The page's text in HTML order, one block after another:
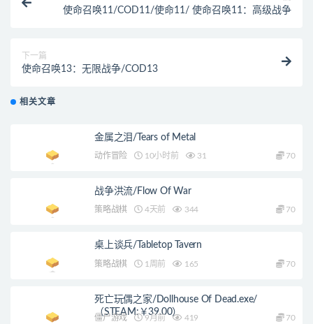
使命召唤11/COD11/使命11/ 使命召唤11：高级战争
下一篇
使命召唤13：无限战争/COD13
相关文章
金属之泪/Tears of Metal
动作冒险 10小时前 31 70
战争洪流/Flow Of War
策略战棋 4天前 344 70
桌上谈兵/Tabletop Tavern
策略战棋 1周前 165 70
死亡玩偶之家/Dollhouse Of Dead.exe/
（STEAM:￥39.00）
僵尸游戏 9月前 419 70